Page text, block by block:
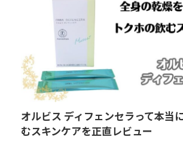
オルビス ディフェンセラって本当
むスキンケアを正直レビュー